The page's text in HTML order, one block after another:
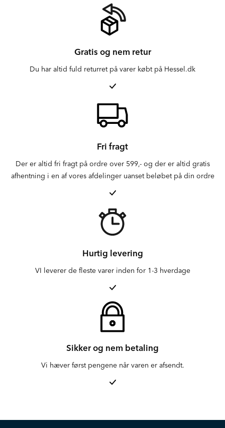
Gratis og nem retur
Du har altid fuld returret på varer købt på Hessel.dk
Fri fragt
Der er altid fri fragt på ordre over 599,- og der er altid gratis
afhentning i en af vores afdelinger uanset beløbet på din ordre
Hurtig levering
VI leverer de fleste varer inden for 1-3 hverdage
Sikker og nem betaling
Vi hæver først pengene når varen er afsendt.